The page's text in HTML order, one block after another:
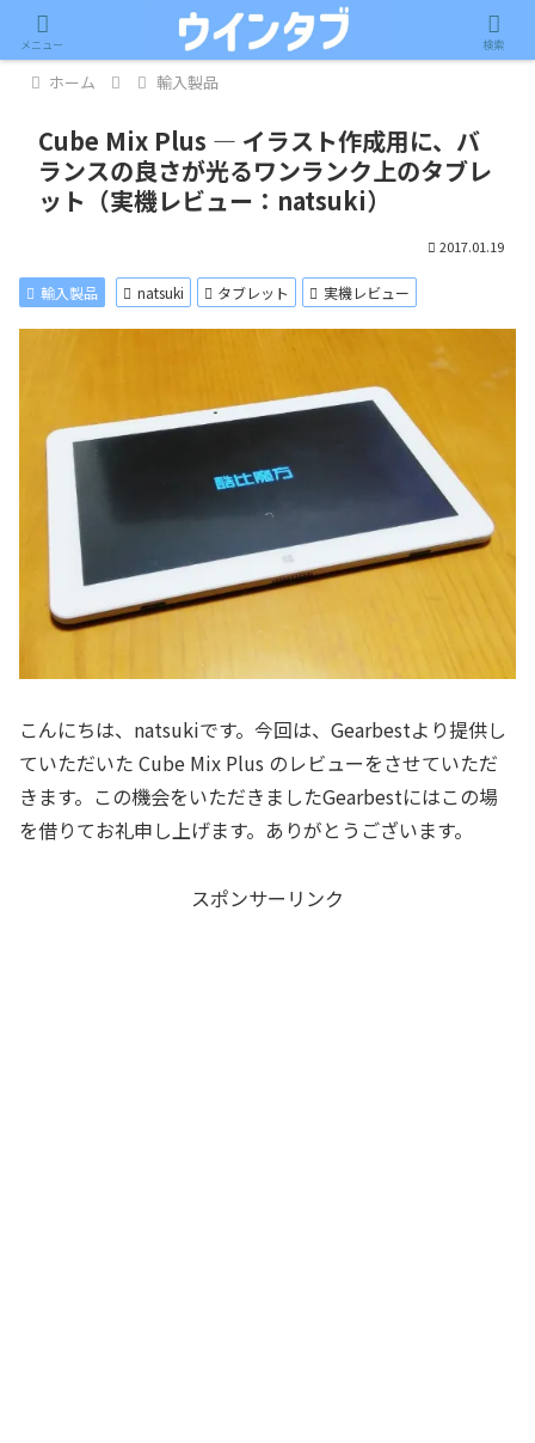
記事内に広告が含まれています。
ホーム 輸入製品
Cube Mix Plus ― イラスト作成用に、バ
ランスの良さが光るワンランク上のタブレ
ット（実機レビュー：natsuki）
2017.01.19
輸入製品 natsuki タブレット 実機レビュー
こんにちは、natsukiです。今回は、Gearbestより提供し
ていただいた Cube Mix Plus のレビューをさせていただ
きます。この機会をいただきましたGearbestにはこの場
を借りてお礼申し上げます。ありがとうございます。
スポンサーリンク
メニュー 検索